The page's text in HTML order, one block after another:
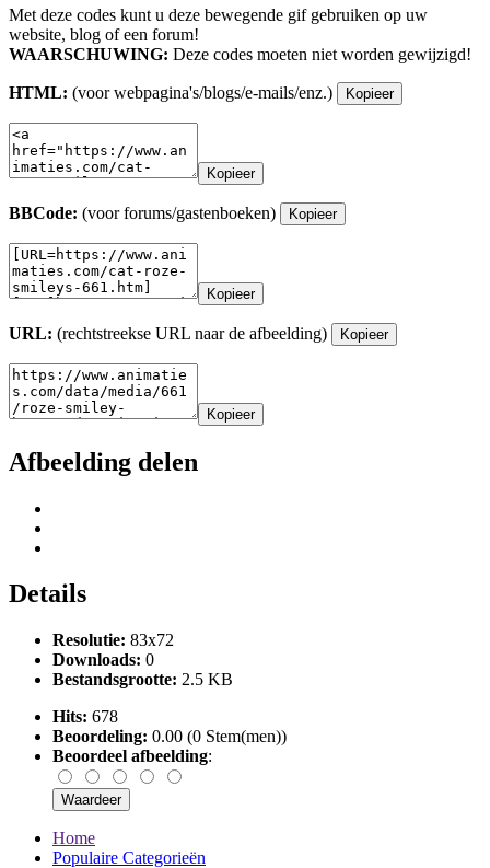
Met deze codes kunt u deze bewegende gif gebruiken op uw
website, blog of een forum!
WAARSCHUWING: Deze codes moeten niet worden gewijzigd!
HTML: (voor webpagina's/blogs/e-mails/enz.) Kopieer
Kopieer
BBCode: (voor forums/gastenboeken) Kopieer
Kopieer
URL: (rechtstreekse URL naar de afbeelding) Kopieer
Kopieer
Afbeelding delen
Details
Resolutie: 83x72
Downloads: 0
Bestandsgrootte: 2.5 KB
Hits: 678
Beoordeling: 0.00 (0 Stem(men))
Beoordeel afbeelding:
Home
Populaire Categorieën